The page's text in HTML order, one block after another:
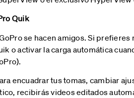
Quik
se hacen amigos. Si
o activar la carga automática
encuadrar tus tomas, cambiar
recibirás videos editados